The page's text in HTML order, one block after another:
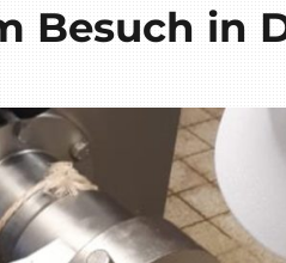
Besuch in